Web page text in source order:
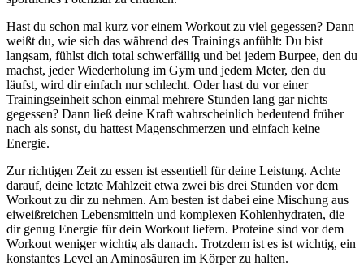
Hast du schon mal kurz vor einem Workout zu viel gegessen? Dann
weißt du, wie sich das während des Trainings anfühlt: Du bist
langsam, fühlst dich total schwerfällig und bei jedem Burpee, den du
machst, jeder Wiederholung im Gym und jedem Meter, den du
läufst, wird dir einfach nur schlecht. Oder hast du vor einer
Trainingseinheit schon einmal mehrere Stunden lang gar nichts
gegessen? Dann ließ deine Kraft wahrscheinlich bedeutend früher
nach als sonst, du hattest Magenschmerzen und einfach keine
Energie.
Zur richtigen Zeit zu essen ist essentiell für deine Leistung. Achte
darauf, deine letzte Mahlzeit etwa zwei bis drei Stunden vor dem
Workout zu dir zu nehmen. Am besten ist dabei eine Mischung aus
eiweißreichen Lebensmitteln und komplexen Kohlenhydraten, die
dir genug Energie für dein Workout liefern. Proteine sind vor dem
Workout weniger wichtig als danach. Trotzdem ist es ist wichtig, ein
konstantes Level an Aminosäuren im Körper zu halten.